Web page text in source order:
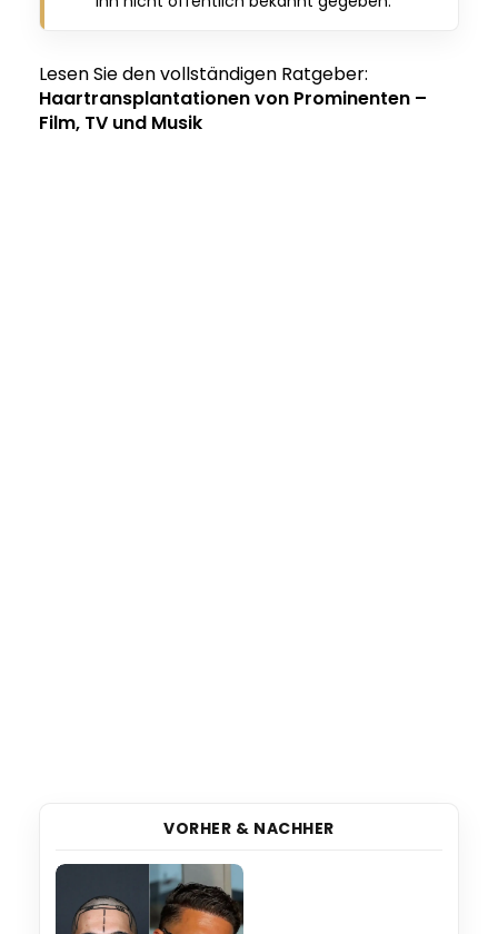
Lesen Sie den vollständigen Ratgeber:
Haartransplantationen von Prominenten –
Film, TV und Musik
VORHER & NACHHER